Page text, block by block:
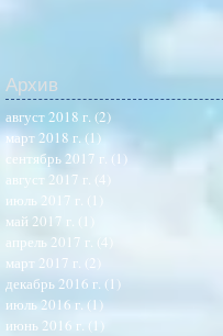
Архив
август 2018 г.(2)
март 2018 г.(1)
сентябрь 2017 г. (1)
август 2017 г. (4)
июль 2017 г. (1)
май 2017 г. (1)
апрель 2017 г. (4)
март 2017 г. (2)
декабрь 2016 г. (1)
июль 2016 г.(1)
июнь 2016 г. (1)